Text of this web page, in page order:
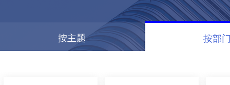
按主题 按部